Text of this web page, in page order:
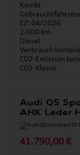
Kombi
EZ: 04/2026
2.000 km
Diesel
Verbrauch
CO2-Emission
CO2-Klasse
Audi Q5
AHK Leder
41.790,00 €